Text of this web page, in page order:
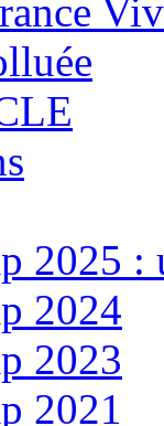
2025 :
2024
2023
2021